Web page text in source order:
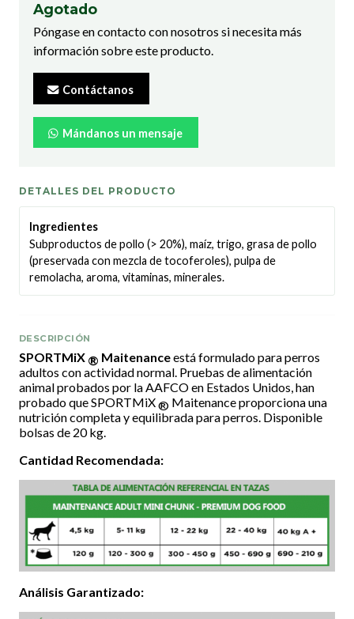
Agotado
Póngase en contacto con nosotros si necesita más
información sobre este producto.
Contáctanos
Mándanos un mensaje
DETALLES DEL PRODUCTO
Ingredientes
Subproductos de pollo (> 20%), maíz, trigo, grasa de pollo
(preservada con mezcla de tocoferoles), pulpa de
remolacha, aroma, vitaminas, minerales.
DESCRIPCIÓN
SPORTMiX ® Maitenanceestá formulado para perros
adultos con actividad normal. Pruebas de alimentación
animal probados por la AAFCO en Estados Unidos, han
probado que SPORTMiX® Maitenance proporciona una
nutrición completa y equilibrada para perros. Disponible
bolsas de 20 kg.
Cantidad Recomendada:
Análisis Garantizado: